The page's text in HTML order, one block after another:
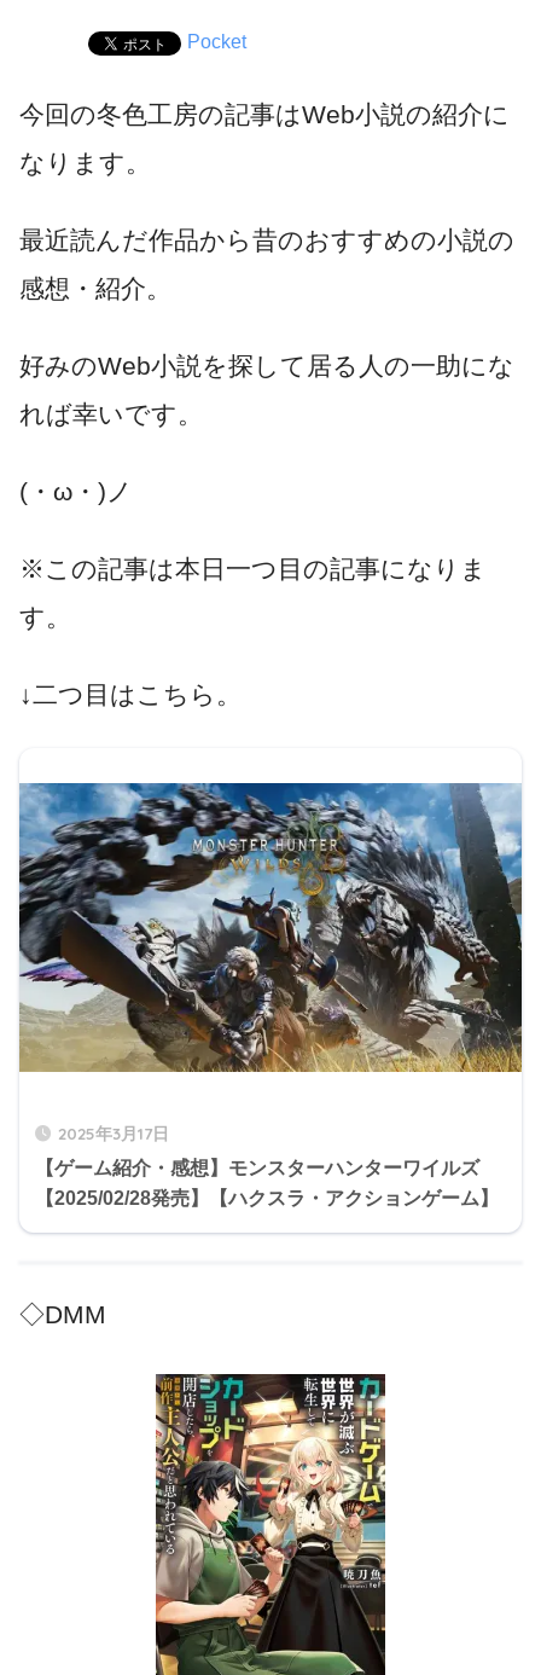
Pocket
今回の冬色工房の記事はWeb小説の紹介に
なります。
最近読んだ作品から昔のおすすめの小説の
感想・紹介。
好みのWeb小説を探して居る人の一助にな
れば幸いです。
(・ω・)ノ
※この記事は本日一つ目の記事になりま
す。
↓二つ目はこちら。
2025年3月17日
【ゲーム紹介・感想】モンスターハンターワイルズ
【2025/02/28発売】【ハクスラ・アクションゲーム】
◇DMM